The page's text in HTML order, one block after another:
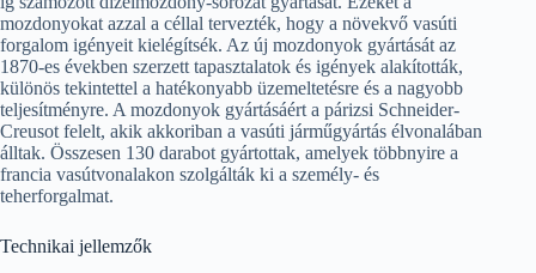
mozdonyokat azzal a céllal tervezték, hogy a növekvő vasúti
forgalom igényeit kielégítsék. Az új mozdonyok gyártását az
1870-es években szerzett tapasztalatok és igények alakították,
különös tekintettel a hatékonyabb üzemeltetésre és a nagyobb
teljesítményre. A mozdonyok gyártásáért a párizsi Schneider-
Creusot felelt, akik akkoriban a vasúti járműgyártás élvonalában
álltak. Összesen 130 darabot gyártottak, amelyek többnyire a
francia vasútvonalakon szolgálták ki a személy- és
teherforgalmat.
Technikai jellemzők